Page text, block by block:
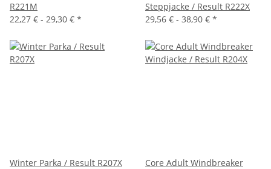
R221M
22,27 € - 29,30 € *
Steppjacke / Result R222X
29,56 € - 38,90 € *
Winter Parka / Result R207X
Core Adult Windbreaker